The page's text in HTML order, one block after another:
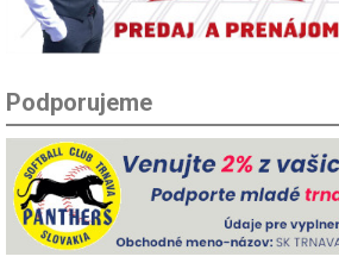
Podporujeme